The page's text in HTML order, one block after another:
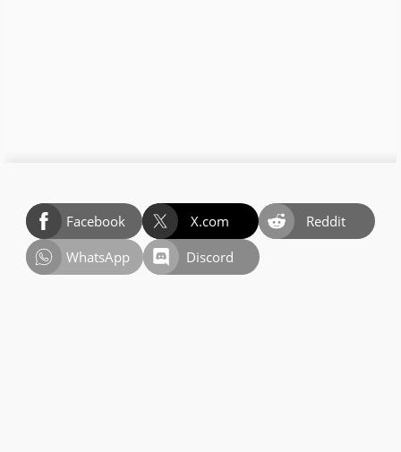
Facebook X.com
Reddit
WhatsApp
Discord